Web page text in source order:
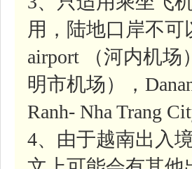
用，陆地口岸不可
airport （河内机场
明市机场），
Ranh- Nha Trang
4、由于越南出入